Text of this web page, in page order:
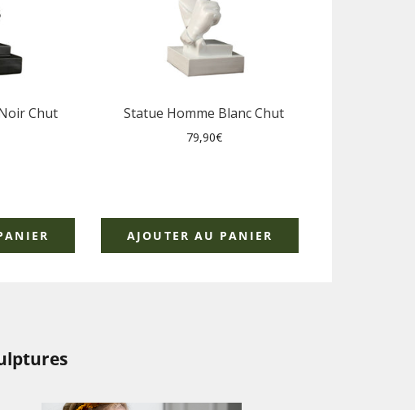
Chut Statue Homme Blanc Chut
Prix
79,90€
AJOUTER AU PANIER